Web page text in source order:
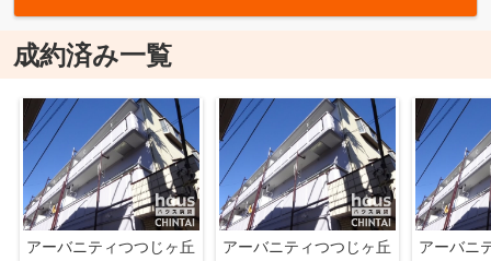
成約済み一覧
アーバニティつつじヶ丘 アーバニティつつじヶ丘 アーバニ